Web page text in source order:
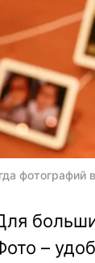
фотографий
–